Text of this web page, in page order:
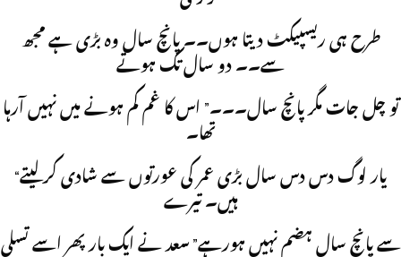
طرح ہی ريسپيکٹ ديتا ہوں۔۔ پانچ سال وہ بڑی ہے مجھ
سے۔۔ دو سال تک ہوتے
تو چل جات مگر پانچ سال۔۔۔” اس کا غم کم ہونے ميں نہيں آرہا
تھا۔
“يار لوگ دس دس سال بڑی عمر کی عورتوں سے شادی کرليتے
ہيں۔ تيرے
سے پانچ سال ہضم نہيں ہورہے” سعد نے ايک بار پھر اسے تسلی